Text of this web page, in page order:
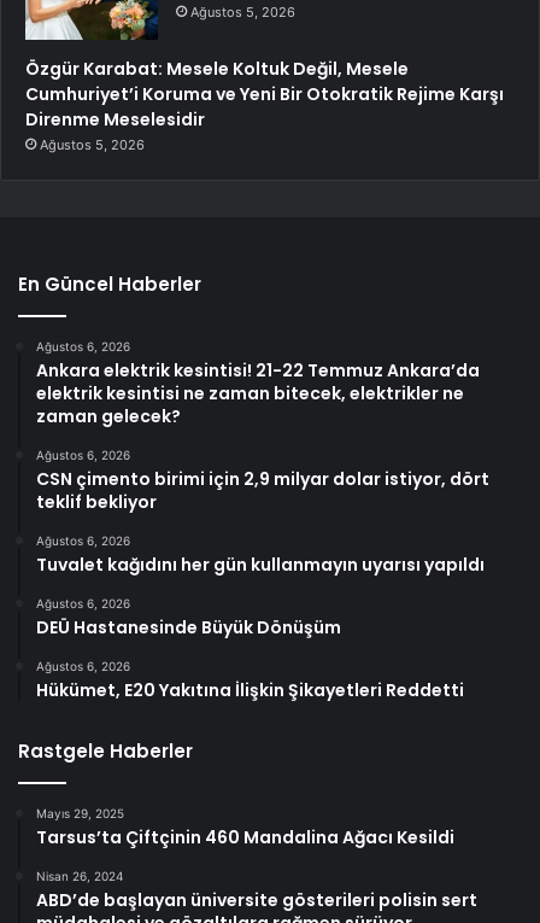
Ağustos 5, 2026
Özgür Karabat: Mesele Koltuk Değil, Mesele
Cumhuriyet’i Koruma ve Yeni Bir Otokratik Rejime Karşı
Direnme Meselesidir
Ağustos 5, 2026
En Güncel Haberler
Ağustos 6, 2026
Ankara elektrik kesintisi! 21-22 Temmuz Ankara’da
elektrik kesintisi ne zaman bitecek, elektrikler ne
zaman gelecek?
Ağustos 6, 2026
CSN çimento birimi için 2,9 milyar dolar istiyor, dört
teklif bekliyor
Ağustos 6, 2026
Tuvalet kağıdını her gün kullanmayın uyarısı yapıldı
Ağustos 6, 2026
DEÜ Hastanesinde Büyük Dönüşüm
Ağustos 6, 2026
Hükümet, E20 Yakıtına İlişkin Şikayetleri Reddetti
Rastgele Haberler
Mayıs 29, 2025
Tarsus’ta Çiftçinin 460 Mandalina Ağacı Kesildi
Nisan 26, 2024
ABD’de başlayan üniversite gösterileri polisin sert